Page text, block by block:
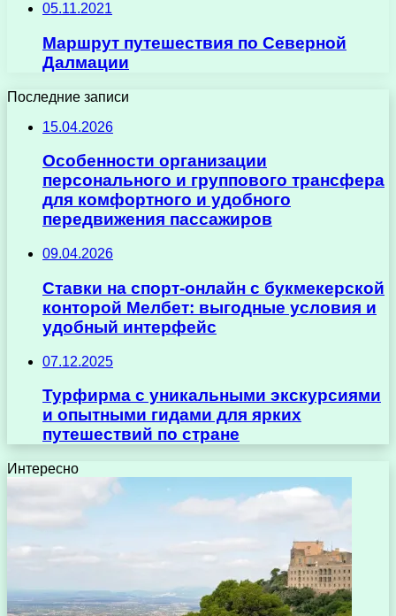
05.11.2021
Маршрут путешествия по Северной
Далмации
Последние записи
15.04.2026
Особенности организации
персонального и группового трансфера
для комфортного и удобного
передвижения пассажиров
09.04.2026
Ставки на спорт-онлайн с букмекерской
конторой Мелбет: выгодные условия и
удобный интерфейс
07.12.2025
Турфирма с уникальными экскурсиями
и опытными гидами для ярких
путешествий по стране
Интересно